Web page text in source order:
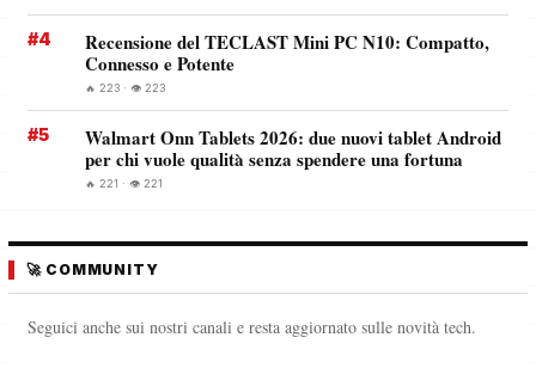
#4
Recensione del TECLAST Mini PC N10: Compatto,
Connesso e Potente
🔥 223 · 👁️ 223
#5
Walmart Onn Tablets 2026: due nuovi tablet Android
per chi vuole qualità senza spendere una fortuna
🔥 221 · 👁️ 221
🚀 COMMUNITY
Seguici anche sui nostri canali e resta aggiornato sulle novità tech.